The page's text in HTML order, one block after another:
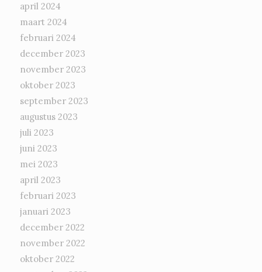
april 2024
maart 2024
februari 2024
december 2023
november 2023
oktober 2023
september 2023
augustus 2023
juli 2023
juni 2023
mei 2023
april 2023
februari 2023
januari 2023
december 2022
november 2022
oktober 2022